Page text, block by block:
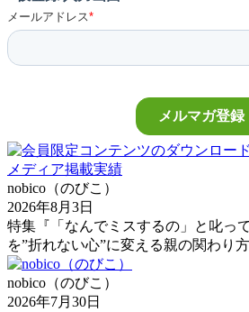
メディア掲載実績
nobico（のびこ）
2026年8月3日
特集『「なんでミスするの」と叱っ
を”折れない心”に変える親の関わり方
nobico（のびこ）
2026年7月30日